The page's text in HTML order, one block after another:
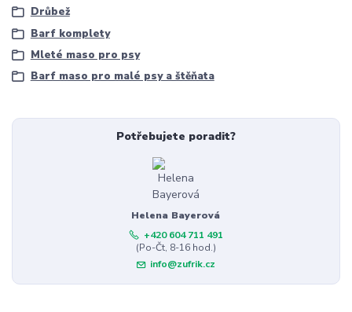
Drůbež
Barf komplety
Mleté maso pro psy
Barf maso pro malé psy a štěňata
Potřebujete poradit?
Helena Bayerová
+420 604 711 491
(Po-Čt, 8-16 hod.)
info@zufrik.cz